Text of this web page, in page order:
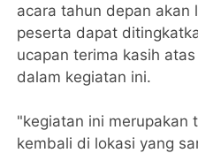
acara tahun depan akan
peserta dapat
ucapan terima kasih
dalam kegiatan ini.
"kegiatan ini merupakan
kembali di lokasi yang